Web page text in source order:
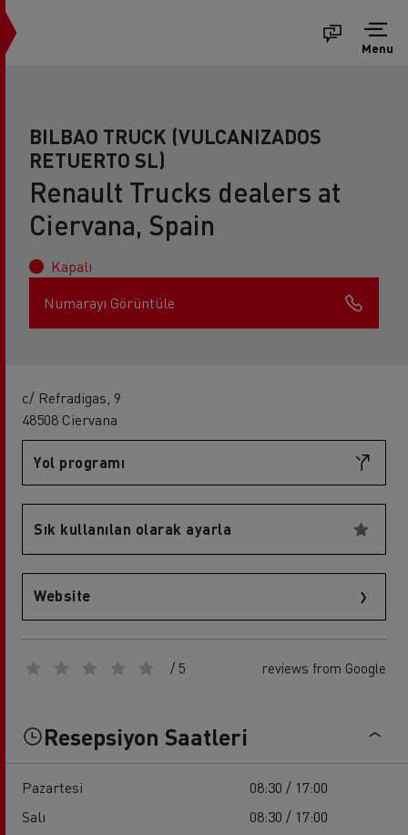
Menu
BILBAO TRUCK (VULCANIZADOS
RETUERTO SL)
Renault Trucks dealers at
Ciervana, Spain
Kapalı
Numarayı Görüntüle
c/ Refradigas, 9
48508 Ciervana
Yol programı
Sık kullanılan olarak ayarla
Website
/ 5 reviews from Google
Resepsiyon Saatleri
Pazartesi
08:30 / 17:00
Salı
08:30 / 17:00